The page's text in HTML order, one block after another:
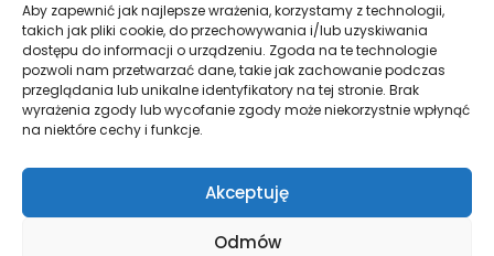
Aby zapewnić jak najlepsze wrażenia, korzystamy z technologii,
takich jak pliki cookie, do przechowywania i/lub uzyskiwania
dostępu do informacji o urządzeniu. Zgoda na te technologie
pozwoli nam przetwarzać dane, takie jak zachowanie podczas
przeglądania lub unikalne identyfikatory na tej stronie. Brak
wyrażenia zgody lub wycofanie zgody może niekorzystnie wpłynąć
na niektóre cechy i funkcje.
Akceptuję
Odmów
Program partnerski
Zasubskrybuj nasz Newsletter
Zapisz Się
© HND Electric. 2025 - Wszelkie prawa zastrzeżone